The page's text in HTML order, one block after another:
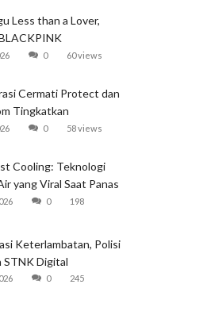
Less than a Lover,
Tangga Lagu
0 60 views
Cermati Protect dan
Tingkatkan
Perjalanan Kereta
0 58 views
Cooling: Teknologi
yang Viral Saat Panas
0
198
Keterlambatan, Polisi
STNK Digital
0
245